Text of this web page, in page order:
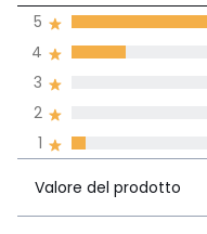
3
4
51
2
3
4
5
Valore del prodotto